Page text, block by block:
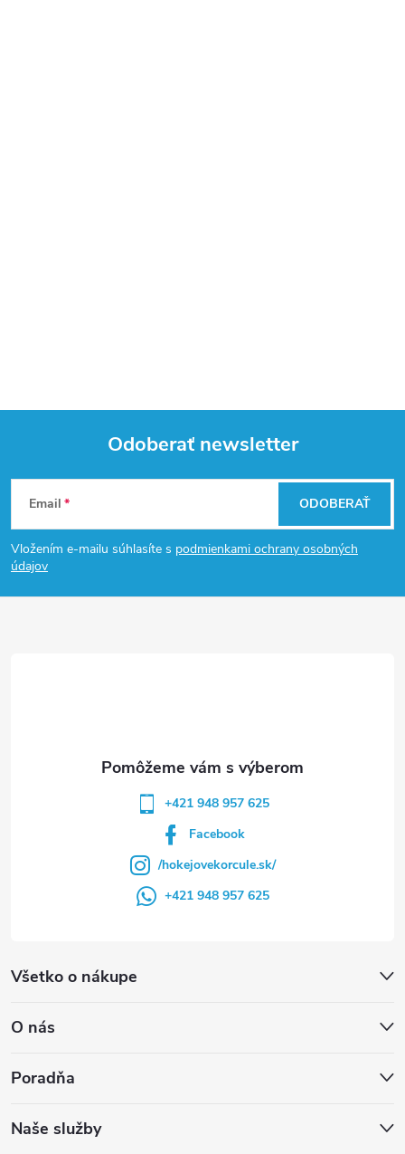
Z
á
p
Odoberať newsletter
Email
Vložením e-mailu súhlasíte s podmienkami ochrany osobných
údajov
ODOBERAŤ
Všetko o nákupe
O nás
Poradňa
Naše služby
+421 948 957 625
Facebook
/hokejovekorcule.sk/
+421 948 957 625